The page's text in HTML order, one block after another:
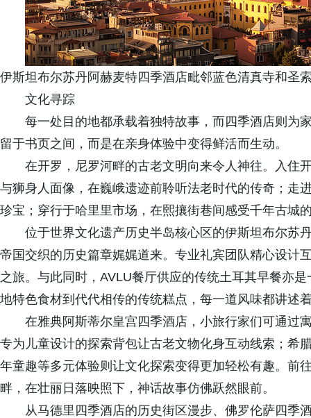
伊斯坦布尔苏丹阿赫麦特四季酒店毗邻蓝色清真寺和圣
文化寻踪
每一处目的地都承载着独特故事，而四季酒店则为
留于书页之间，而是在亲身体验中变得鲜活而生动。
在开罗，尼罗河畔的古老文明向来令人神往。入住
与狮身人面像，在巍峨遗迹前聆听法老时代的传奇；走
珍宝；穿行于哈里里市场，在熙攘街巷间感受千年古城
位于世界文化遗产历史半岛核心区的伊斯坦布尔苏
帝国交织的历史篇章娓娓道来。专业礼宾团队精心设计
之旅。与此同时，AVLU餐厅供应的传统土耳其早餐亦
地特色食材到代代相传的传统糕点，每一道风味都讲述
在雅典阿斯蒂尔皇宫四季酒店，小旅行家们可通过
专为儿童设计的探索背包让古老文物化身互动线索；希
年童趣等多元体验则让文化探索变得更加轻松有趣。前
畔，在壮丽日落映照下，神话故事仿佛跃然眼前。
从马德里四季酒店的历史街区漫步、佛罗伦萨四季